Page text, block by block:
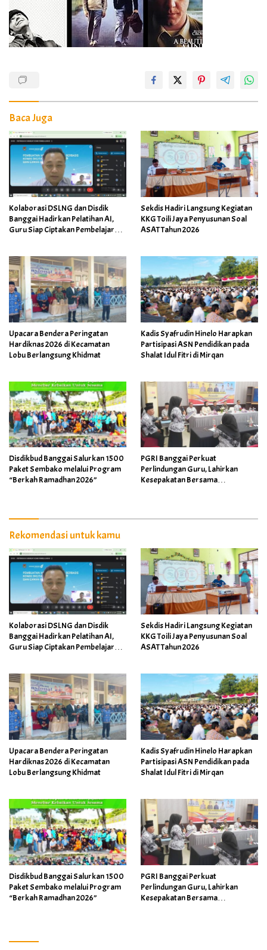
Baca Juga
Kolaborasi DSLNG dan Disdik
Banggai Hadirkan Pelatihan AI,
Guru Siap Ciptakan Pembelajaran
Sekdis Hadiri Langsung Kegiatan
KKG Toili Jaya Penyusunan Soal
ASAT Tahun 2026
Upacara Bendera Peringatan
Hardiknas 2026 di Kecamatan
Lobu Berlangsung Khidmat
Kadis Syafrudin Hinelo Harapkan
Partisipasi ASN Pendidikan pada
Shalat Idul Fitri di Mirqan
Disdikbud Banggai Salurkan 1500
Paket Sembako melalui Program
“Berkah Ramadhan 2026”
PGRI Banggai Perkuat
Perlindungan Guru, Lahirkan
Kesepakatan Bersama
Rekomendasi untuk kamu
Kolaborasi DSLNG dan Disdik
Banggai Hadirkan Pelatihan AI,
Guru Siap Ciptakan Pembelajaran
Sekdis Hadiri Langsung Kegiatan
KKG Toili Jaya Penyusunan Soal
ASAT Tahun 2026
Upacara Bendera Peringatan
Hardiknas 2026 di Kecamatan
Lobu Berlangsung Khidmat
Kadis Syafrudin Hinelo Harapkan
Partisipasi ASN Pendidikan pada
Shalat Idul Fitri di Mirqan
Disdikbud Banggai Salurkan 1500
Paket Sembako melalui Program
“Berkah Ramadhan 2026”
PGRI Banggai Perkuat
Perlindungan Guru, Lahirkan
Kesepakatan Bersama